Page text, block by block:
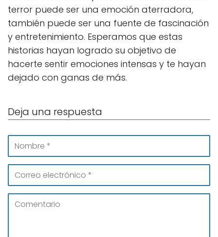
terror puede ser una emoción aterradora,
también puede ser una fuente de fascinación
y entretenimiento. Esperamos que estas
historias hayan logrado su objetivo de
hacerte sentir emociones intensas y te hayan
dejado con ganas de más.
Deja una respuesta